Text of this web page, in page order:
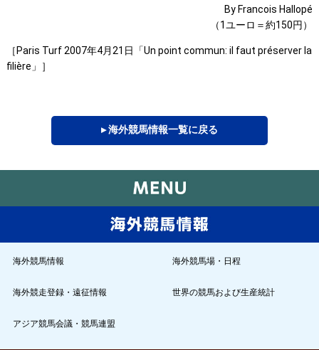
By Francois Hallopé
（1ユーロ＝約150円）
［Paris Turf 2007年4月21日「Un point commun: il faut préserver la
filière」］
▸ 海外競馬情報一覧に戻る
海外競馬情報 海外競馬場・日程
海外競走登録・遠征情報 世界の競馬および生産統計
アジア競馬会議・競馬連盟